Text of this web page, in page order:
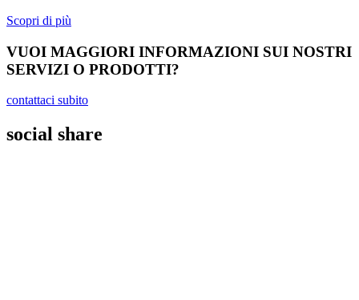
Scopri di più
VUOI MAGGIORI INFORMAZIONI SUI NOSTRI
SERVIZI O PRODOTTI?
contattaci subito
social share